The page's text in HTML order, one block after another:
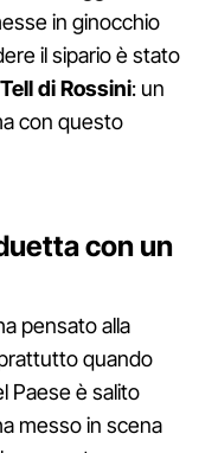
in ginocchio
il sipario è stato
di Rossini: un
con questo
con un
pensato alla
quando
Paese è salito
messo in scena